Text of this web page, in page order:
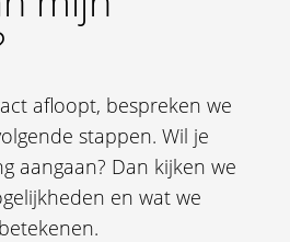
afloopt, bespreken we
stappen. Wil je
aangaan? Dan kijken we
en wat we